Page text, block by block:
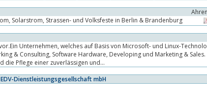
Solarstrom, Strassen- und Volksfeste in Berlin & Brandenburg
Microsoft- und Linux-Technologien arbeitet.
und Marketing & Sales. Zielstellung der
die Pflege einer zuverlässigen und...
EDV-Dienstleistungsgesellschaft mbH